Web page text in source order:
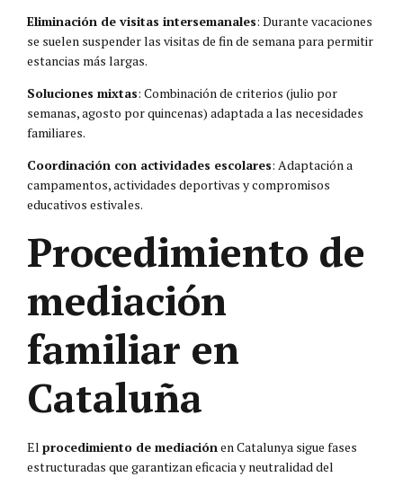
Eliminación de visitas intersemanales: Durante vacaciones
se suelen suspender las visitas de fin de semana para permitir
estancias más largas.
Soluciones mixtas: Combinación de criterios (julio por
semanas, agosto por quincenas) adaptada a las necesidades
familiares.
Coordinación con actividades escolares: Adaptación a
campamentos, actividades deportivas y compromisos
educativos estivales.
Procedimiento de
mediación
familiar en
Cataluña
El procedimiento de mediaciónen Catalunya sigue fases
estructuradas que garantizan eficacia y neutralidad del